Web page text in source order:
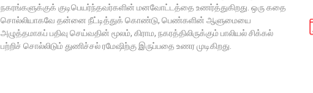
நகரங்களுக்குக் குடிபெயர்ந்தவர்களின் மனவோட்டத்தை உணர்த்துகிறது. ஒரு கதை
சொல்லியாகவே தன்னை நீட்டித்துக் கொண்டு, பெண்களின் ஆளுமையை
அழுத்தமாகப் பதிவு செய்வதின் மூலம், கிராம, நகரத்திலிருக்கும் பாலியல் சிக்கல்
பற்றிச் சொல்லிடும் துணிச்சல் ரமேஷிற்கு இருப்பதை உணர முடிகிறது.